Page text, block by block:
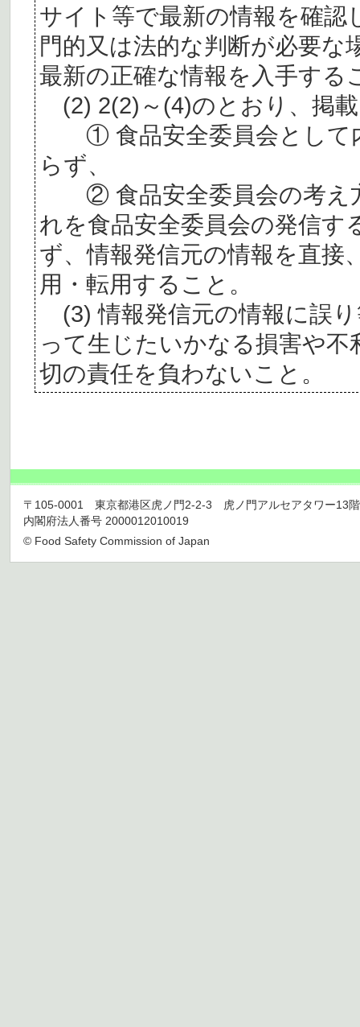
サイト等で最新の情報を確認
門的又は法的な判断が必要
最新の正確な情報を入手する
(2) 2(2)～(4)のとおり、掲
① 食品安全委員会として
らず、
② 食品安全委員会の考え
れを食品安全委員会の発信す
ず、情報発信元の情報を直接
用・転用すること。
(3) 情報発信元の情報に誤
って生じたいかなる損害や
切の責任を負わないこと。
〒105-0001 東京都港区虎ノ門2-2-3 虎ノ門アルセアタワー13
内閣府法人番号 2000012010019
© Food Safety Commission of Japan